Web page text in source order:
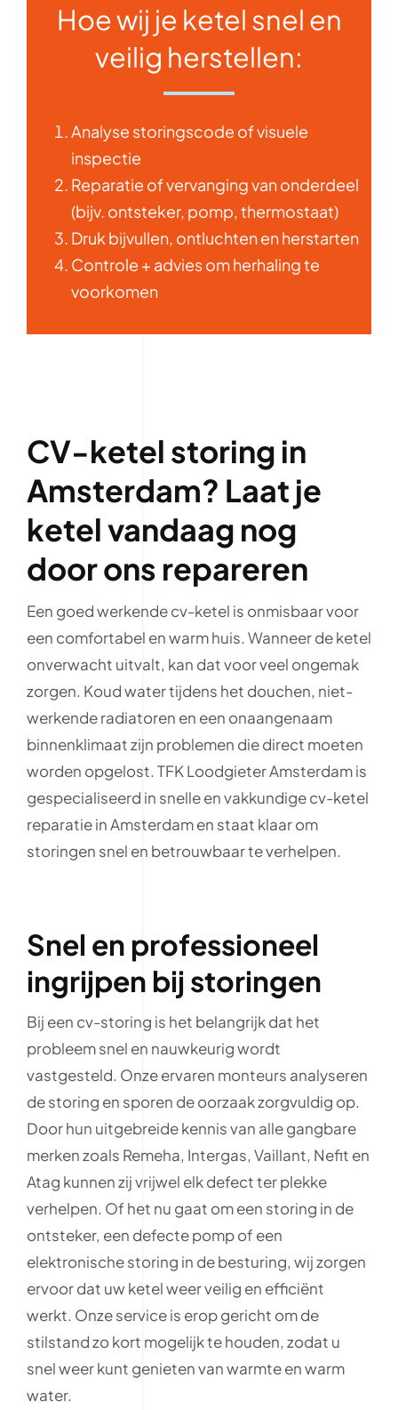
Hoe wij je ketel snel en
veilig herstellen:
Analyse storingscode of visuele
inspectie
Reparatie of vervanging van onderdeel
(bijv. ontsteker, pomp, thermostaat)
Druk bijvullen, ontluchten en herstarten
Controle + advies om herhaling te
voorkomen
CV-ketel storing in
Amsterdam? Laat je
ketel vandaag nog
door ons repareren
Een goed werkende cv-ketel is onmisbaar voor
een comfortabel en warm huis. Wanneer de ketel
onverwacht uitvalt, kan dat voor veel ongemak
zorgen. Koud water tijdens het douchen, niet-
werkende radiatoren en een onaangenaam
binnenklimaat zijn problemen die direct moeten
worden opgelost. TFK Loodgieter Amsterdam is
gespecialiseerd in snelle en vakkundige cv-ketel
reparatie in Amsterdam en staat klaar om
storingen snel en betrouwbaar te verhelpen.
Snel en professioneel
ingrijpen bij storingen
Bij een cv-storing is het belangrijk dat het
probleem snel en nauwkeurig wordt
vastgesteld. Onze ervaren monteurs analyseren
de storing en sporen de oorzaak zorgvuldig op.
Door hun uitgebreide kennis van alle gangbare
merken zoals Remeha, Intergas, Vaillant, Nefit en
Atag kunnen zij vrijwel elk defect ter plekke
verhelpen. Of het nu gaat om een storing in de
ontsteker, een defecte pomp of een
elektronische storing in de besturing, wij zorgen
ervoor dat uw ketel weer veilig en efficiënt
werkt. Onze service is erop gericht om de
stilstand zo kort mogelijk te houden, zodat u
snel weer kunt genieten van warmte en warm
water.